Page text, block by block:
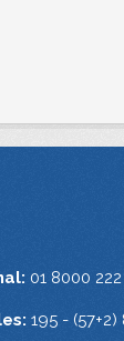
01 8000
195 -